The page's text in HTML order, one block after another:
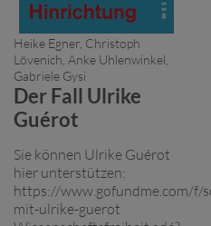
Heike Egner, Christoph
Lövenich, Anke Uhlenwinkel,
Gabriele Gysi
Der Fall Ulrike
Guérot
Sie können Ulrike Guérot
hier unterstützen:
https://www.gofundme.com/f/
mit-ulrike-guerot